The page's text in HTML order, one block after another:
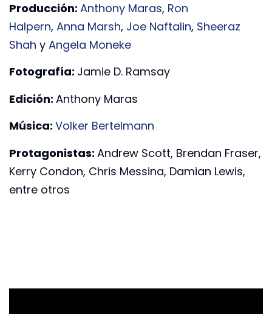
Producción: Anthony Maras, Ron
Halpern, Anna Marsh, Joe Naftalin, Sheeraz
Shah y Angela Moneke
Fotografía: Jamie D. Ramsay
Edición: Anthony Maras
Música: Volker Bertelmann
Protagonistas: Andrew Scott, Brendan Fraser,
Kerry Condon, Chris Messina, Damian Lewis,
entre otros